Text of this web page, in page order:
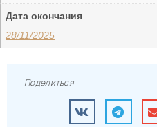
Дата окончания
28/11/2025
Поделиться